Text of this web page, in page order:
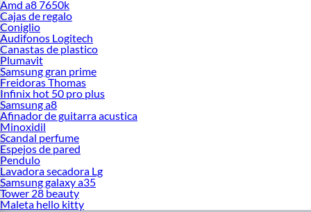
Amd a8 7650k
Cajas de regalo
Coniglio
Audifonos Logitech
Canastas de plastico
Plumavit
Samsung gran prime
Freidoras Thomas
Infinix hot 50 pro plus
Samsung a8
Afinador de guitarra acustica
Minoxidil
Scandal perfume
Espejos de pared
Pendulo
Lavadora secadora Lg
Samsung galaxy a35
Tower 28 beauty
Maleta hello kitty